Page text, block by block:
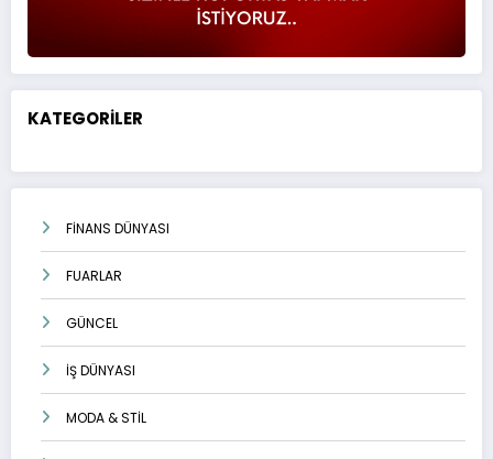
KATEGORİLER
FİNANS DÜNYASI
FUARLAR
GÜNCEL
İŞ DÜNYASI
MODA & STİL